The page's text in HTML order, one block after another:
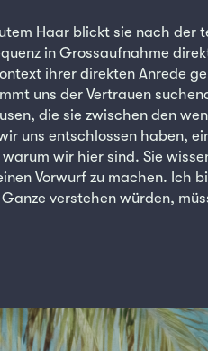
Haar blickt sie nach der
in Grossaufnahme
ihrer direkten Anrede
uns der Vertrauen
die sie zwischen den
uns entschlossen haben,
wir hier sind. Sie
Vorwurf zu machen. Ich
verstehen würden,